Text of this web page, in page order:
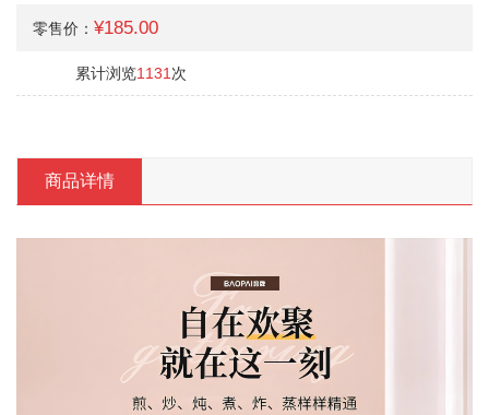
零售价： ¥185.00
累计浏览1131 次
商品详情